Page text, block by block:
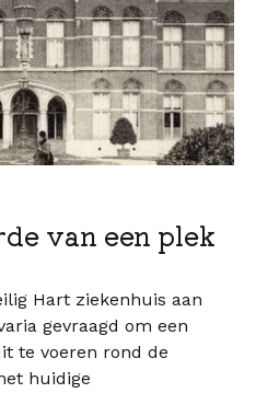
van een plek
Hart ziekenhuis aan
gevraagd om een
te voeren rond de
huidige